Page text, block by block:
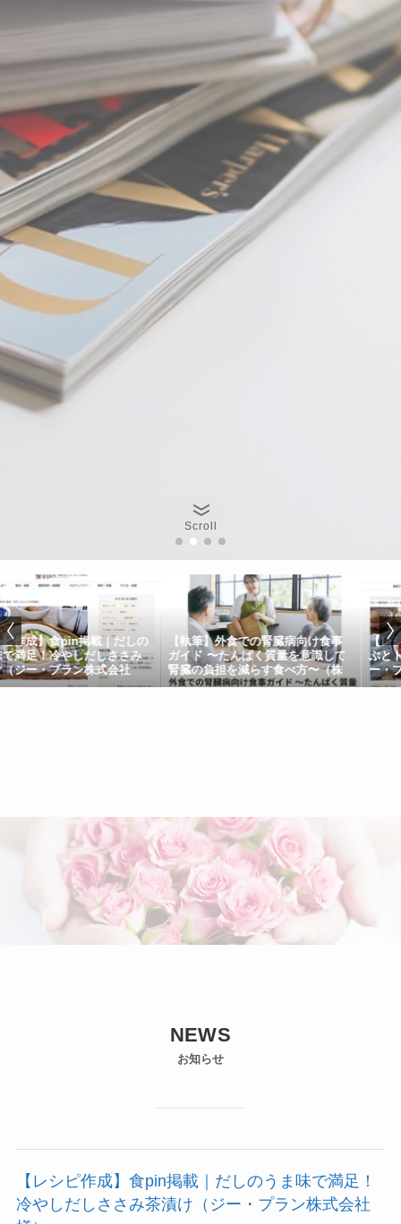
Scroll
掲載｜だしの
しだしささみ
ン株式会社
【執筆】外食での腎臓病向け食事
ガイド 〜たんぱく質量を意識して
腎臓の負担を減らす食べ方〜（株
式会社武蔵野フーズ様）
【レシピ作成】
ぶとトマトのぽ
ー・プラン株式
NEWS
お知らせ
【レシピ作成】食pin掲載｜だしのうま味で満足！
冷やしだしささみ茶漬け（ジー・プラン株式会社